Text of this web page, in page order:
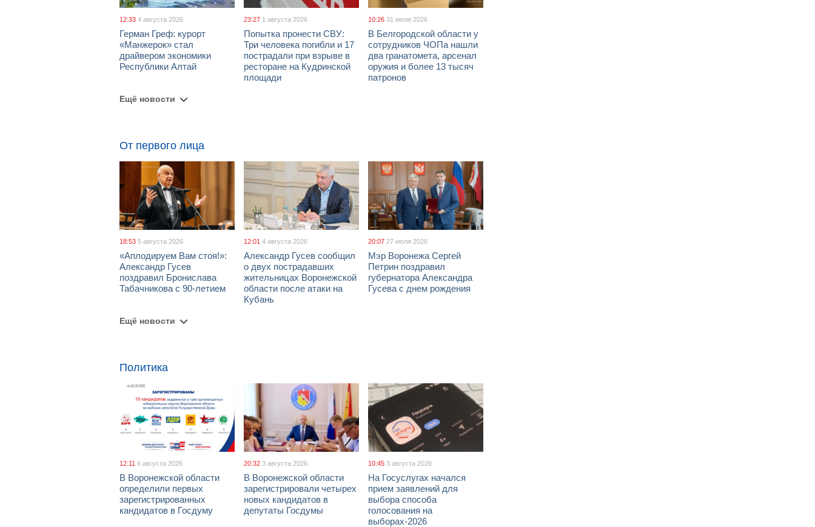
12:33 4 августа 2026
Герман Греф: курорт
«Манжерок» стал
драйвером экономики
Республики Алтай
23:27 1 августа 2026
Попытка пронести СВУ:
Три человека погибли и 17
пострадали при взрыве в
ресторане на Кудринской
площади
10:26 31 июля 2026
В Белгородской области у
сотрудников ЧОПа нашли
два гранатомета, арсенал
оружия и более 13 тысяч
патронов
Ещё новости
От первого лица
18:53 5 августа 2026
«Аплодируем Вам стоя!»:
Александр Гусев
поздравил Бронислава
Табачникова с 90-летием
12:01 4 августа 2026
Александр Гусев сообщил
о двух пострадавших
жительницах Воронежской
области после атаки на
Кубань
20:07 27 июля 2026
Мэр Воронежа Сергей
Петрин поздравил
губернатора Александра
Гусева с днем рождения
Ещё новости
Политика
12:11 6 августа 2026
В Воронежской области
определили первых
зарегистрированных
кандидатов в Госдуму
20:32 3 августа 2026
В Воронежской области
зарегистрировали четырех
новых кандидатов в
депутаты Госдумы
10:45 3 августа 2026
На Госуслугах начался
прием заявлений для
выбора способа
голосования на
выборах-2026